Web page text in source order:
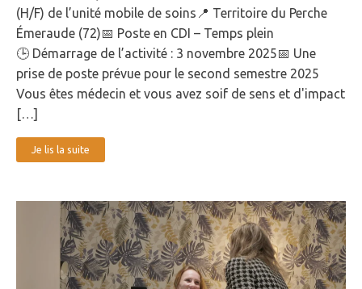
(H/F) de l’unité mobile de soins📍 Territoire du Perche
Émeraude (72)📅 Poste en CDI – Temps plein
🕒 Démarrage de l’activité : 3 novembre 2025📅 Une
prise de poste prévue pour le second semestre 2025
Vous êtes médecin et vous avez soif de sens et d'impact
[…]
Je lis la suite